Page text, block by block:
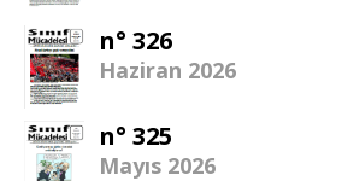
n° 326
Haziran 2026
n° 325
Mayıs 2026